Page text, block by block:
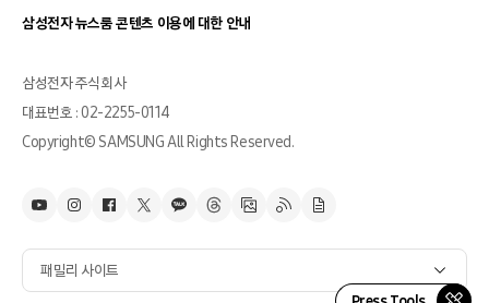
삼성전자 뉴스룸 콘텐츠 이용에 대한 안내
삼성전자 주식회사
대표번호 : 02-2255-0114
Copyright© SAMSUNG All Rights Reserved.
패밀리 사이트